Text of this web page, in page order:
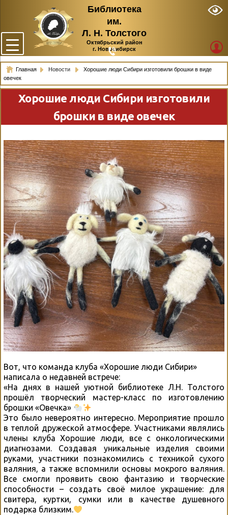
Библиотека
им.
Л. Н. Толстого
Октябрьский район
г. Новосибирск
Главная Новости
Хорошие люди Сибири изготовили брошки в виде
овечек
Хорошие люди Сибири изготовили
брошки в виде овечек
Вот, что команда клуба «Хорошие люди Сибири»
написала о недавней встрече:
«На днях в нашей уютной библиотеке Л.Н. Толстого
прошёл творческий мастер-класс по изготовлению
брошки «Овечка»
Это было невероятно интересно. Мероприятие прошло
в теплой дружеской атмосфере. Участниками являлись
члены клуба Хорошие люди, все с онкологическими
диагнозами. Создавая уникальные изделия своими
руками, участники познакомились с техникой сухого
валяния, а также вспомнили основы мокрого валяния.
Все смогли проявить свою фантазию и творческие
способности – создать своё милое украшение: для
свитера, куртки, сумки или в качестве душевного
подарка близким.